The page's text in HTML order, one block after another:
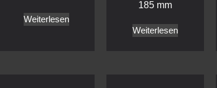
Weiterlesen
185 mm
Weiterlesen